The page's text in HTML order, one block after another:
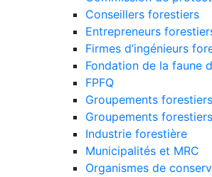
Conseillers forestiers
Entrepreneurs
Firmes d’ingénieurs
Fondation de la faune
FPFQ
Groupements forestiers
Groupements
Industrie forestière
Municipalités et MRC
Organismes de